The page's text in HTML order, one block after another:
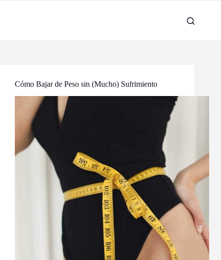
Cómo Bajar de Peso sin (Mucho) Sufrimiento